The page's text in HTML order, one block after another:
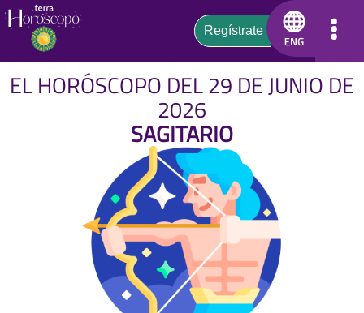
EL HORÓSCOPO DEL 29 DE JUNIO DE
2026
SAGITARIO